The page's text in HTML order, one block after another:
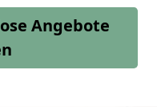
Angebote